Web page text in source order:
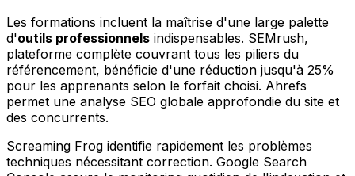
Les formations incluent la maîtrise d'une large palette
d'outils professionnels indispensables. SEMrush,
plateforme complète couvrant tous les piliers du
référencement, bénéficie d'une réduction jusqu'à 25%
pour les apprenants selon le forfait choisi. Ahrefs
permet une analyse SEO globale approfondie du site et
des concurrents.
Screaming Frog identifie rapidement les problèmes
techniques nécessitant correction. Google Search